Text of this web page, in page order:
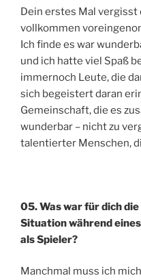
Dein erstes Mal vergisst
vollkommen
Ich finde es war
und ich hatte viel Spaß
immernoch Leute, die
sich begeistert daran
Gemeinschaft, die es
wunderbar – nicht zu
talentierter Menschen,
05. Was war für dich
Situation während
als Spieler?
Manchmal muss ich